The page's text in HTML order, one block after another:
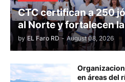
CTC certifican a 250
al Norte y fortalecen
by EL Faro RD - August 08, 2026
en áreas del